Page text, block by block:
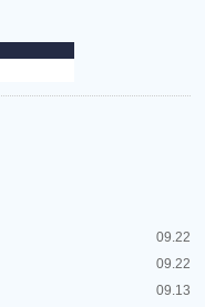
09.22
09.22
09.13